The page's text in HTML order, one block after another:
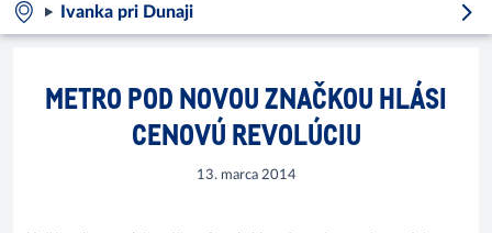
Ivanka pri Dunaji
METRO POD NOVOU ZNAČKOU HLÁSI
CENOVÚ REVOLÚCIU
13. marca 2014